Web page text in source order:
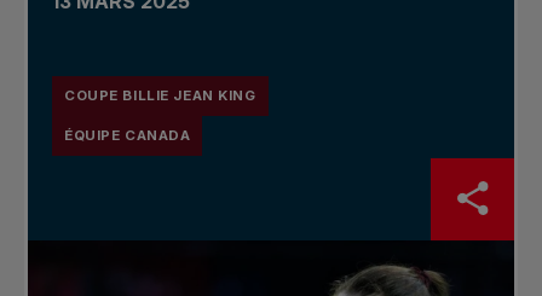
COUPE BILLIE JEAN KING
ÉQUIPE CANADA